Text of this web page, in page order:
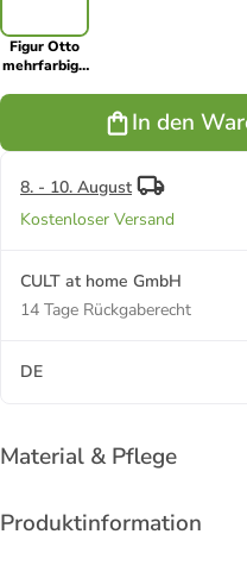
Figur Otto
mehrfarbig -
In den
8. - 10. August
Kostenloser Versand
CULT at home GmbH
14 Tage Rückgaberecht
DE
Material & Pflege
Produktinformation